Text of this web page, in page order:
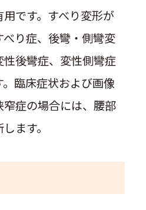
です。すべり変形が
り症、後彎・側彎変
後彎症、変性側彎症
臨床症状および画像
症の場合には、腰部
ます。